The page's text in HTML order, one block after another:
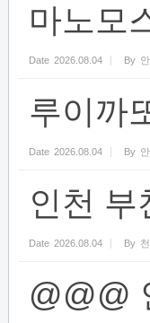
마노모
Date 2026.08.04 By
루이까
Date 2026.08.04 By
인천
Date 2026.08.04 By
@@@